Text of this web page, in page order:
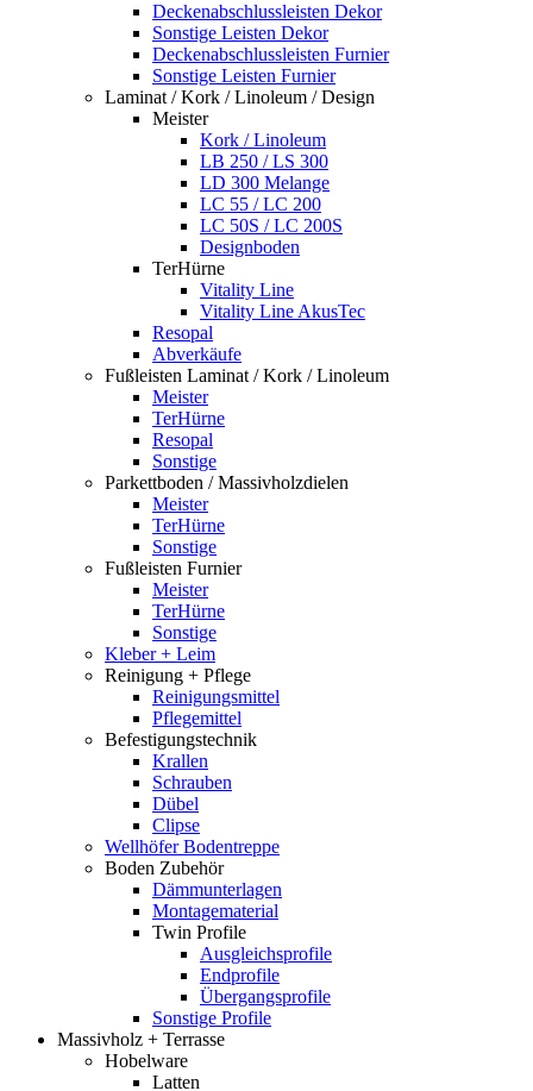
Deckenabschlussleisten Dekor
Sonstige Leisten Dekor
Deckenabschlussleisten Furnier
Sonstige Leisten Furnier
Laminat / Kork / Linoleum / Design
Meister
Kork / Linoleum
LB 250 / LS 300
LD 300 Melange
LC 55 / LC 200
LC 50S / LC 200S
Designboden
TerHürne
Vitality Line
Vitality Line AkusTec
Resopal
Abverkäufe
Fußleisten Laminat / Kork / Linoleum
Meister
TerHürne
Resopal
Sonstige
Parkettboden / Massivholzdielen
Meister
TerHürne
Sonstige
Fußleisten Furnier
Meister
TerHürne
Sonstige
Kleber + Leim
Reinigung + Pflege
Reinigungsmittel
Pflegemittel
Befestigungstechnik
Krallen
Schrauben
Dübel
Clipse
Wellhöfer Bodentreppe
Boden Zubehör
Dämmunterlagen
Montagematerial
Twin Profile
Ausgleichsprofile
Endprofile
Übergangsprofile
Sonstige Profile
Massivholz + Terrasse
Hobelware
Latten